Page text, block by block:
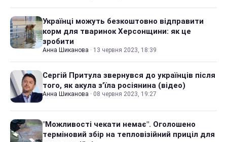
Українці можуть безкоштовно відправити
корм для тваринок Херсонщини: як це
зробити
Анна Шиканова · 13 червня 2023, 18:39
Сергій Притула звернувся до українців після
того, як акула зʼїла росіянина (відео)
Анна Шиканова · 08 червня 2023, 19:27
"Можливості чекати немає". Оголошено
терміновий збір на тепловізійний приціл для